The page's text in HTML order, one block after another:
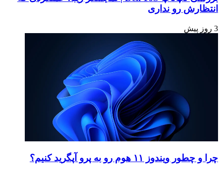
انتظارش رو نداری
3 روز پیش
چرا و چطور ویندوز ۱۱ هوم رو به پرو آپگرید کنیم؟